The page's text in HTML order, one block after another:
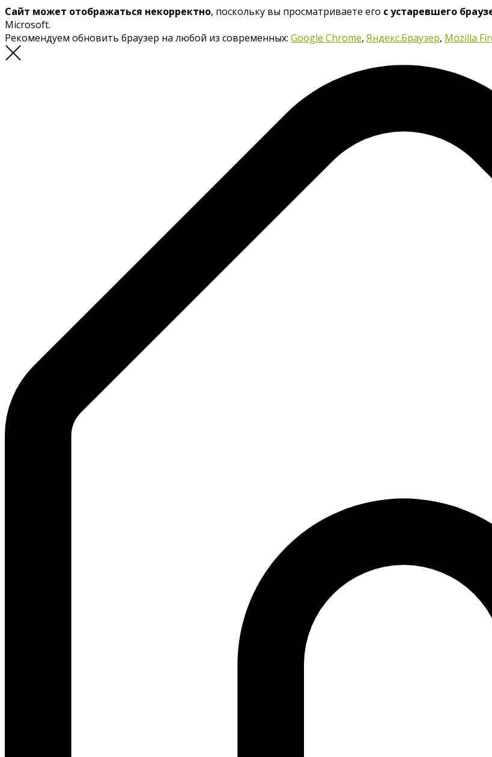
Сайт может отображаться некорректно, поскольку вы просматриваете его с устаревшего
Microsoft.
Рекомендуем обновить браузер на любой из современных: Google Chrome, Яндекс.Браузер, Mozilla